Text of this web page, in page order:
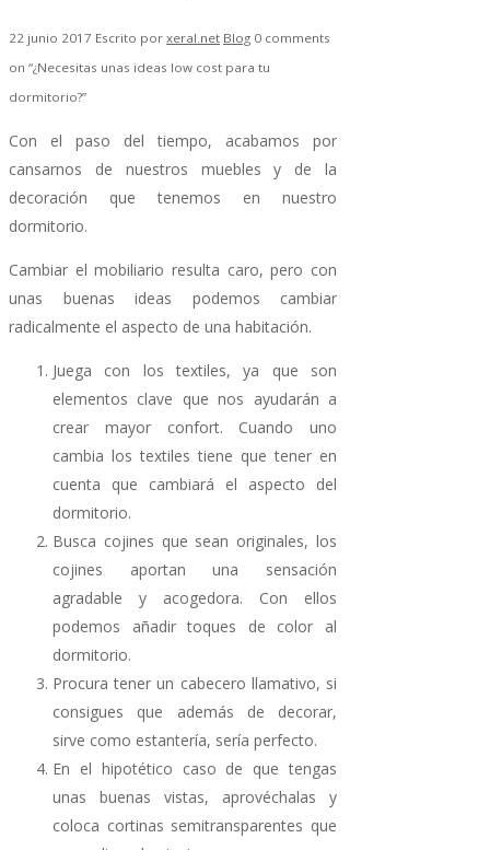
22 junio 2017 Escrito por xeral.net Blog 0 comments
on “¿Necesitas unas ideas low cost para tu
dormitorio?”
Con el paso del tiempo, acabamos por
cansarnos de nuestros muebles y de la
decoración que tenemos en nuestro
dormitorio.
Cambiar el mobiliario resulta caro, pero con
unas buenas ideas podemos cambiar
radicalmente el aspecto de una habitación.
Juega con los textiles, ya que son
elementos clave que nos ayudarán a
crear mayor confort. Cuando uno
cambia los textiles tiene que tener en
cuenta que cambiará el aspecto del
dormitorio.
Busca cojines que sean originales, los
cojines aportan una sensación
agradable y acogedora. Con ellos
podemos añadir toques de color al
dormitorio.
Procura tener un cabecero llamativo, si
consigues que además de decorar,
sirve como estantería, sería perfecto.
En el hipotético caso de que tengas
unas buenas vistas, aprovéchalas y
coloca cortinas semitransparentes que